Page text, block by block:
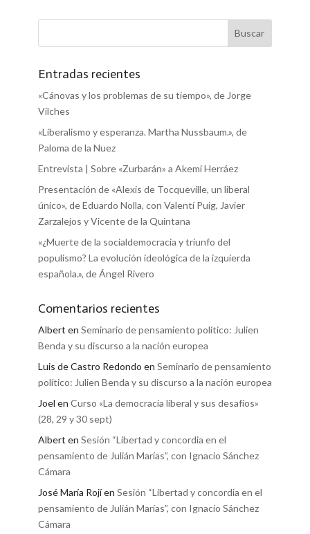
Entradas recientes
«Cánovas y los problemas de su tiempo», de Jorge
Vilches
«Liberalismo y esperanza. Martha Nussbaum.», de
Paloma de la Nuez
Entrevista | Sobre «Zurbarán» a Akemi Herráez
Presentación de «Alexis de Tocqueville, un liberal
único», de Eduardo Nolla, con Valentí Puig, Javier
Zarzalejos y Vicente de la Quintana
«¿Muerte de la socialdemocracia y triunfo del
populismo? La evolución ideológica de la izquierda
española.», de Ángel Rivero
Comentarios recientes
Albert en Seminario de pensamiento político: Julien
Benda y su discurso a la nación europea
Luis de Castro Redondo en Seminario de pensamiento
político: Julien Benda y su discurso a la nación europea
Joel en Curso «La democracia liberal y sus desafíos»
(28, 29 y 30 sept)
Albert en Sesión “Libertad y concordia en el
pensamiento de Julián Marías”, con Ignacio Sánchez
Cámara
José María Rojíen Sesión “Libertad y concordia en el
pensamiento de Julián Marías”, con Ignacio Sánchez
Cámara